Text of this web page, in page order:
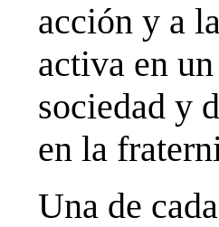
acción y a
activa en
sociedad y
en la
Una de